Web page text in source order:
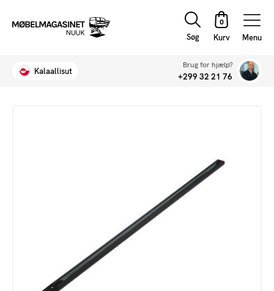
Søg Menu
Kalaallisut
Brug for hjælp?
+299 32 21 76